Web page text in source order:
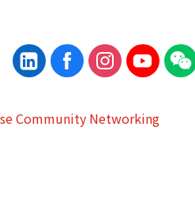
Community Networking